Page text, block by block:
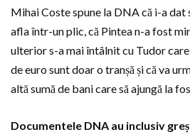
Mihai Coste spune la DNA că i-a dat
afla într-un plic, că Pintea n-a fost
ulterior s-a mai întâlnit cu Tudor
de euro sunt doar o tranșă și că va
altă sumă de bani care să ajungă la
Documentele DNA au inclusiv